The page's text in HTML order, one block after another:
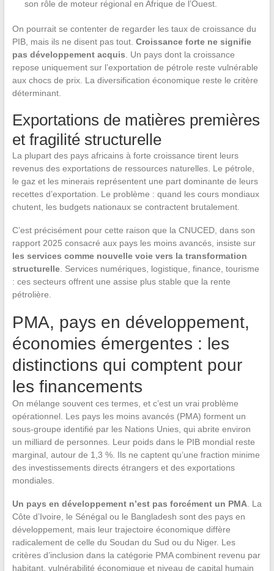
son rôle de moteur régional en Afrique de l’Ouest.
On pourrait se contenter de regarder les taux de croissance du
PIB, mais ils ne disent pas tout. Croissance forte ne signifie
pas développement acquis. Un pays dont la croissance
repose uniquement sur l’exportation de pétrole reste vulnérable
aux chocs de prix. La diversification économique reste le critère
déterminant.
Exportations de matières premières
et fragilité structurelle
La plupart des pays africains à forte croissance tirent leurs
revenus des exportations de ressources naturelles. Le pétrole,
le gaz et les minerais représentent une part dominante de leurs
recettes d’exportation. Le problème : quand les cours mondiaux
chutent, les budgets nationaux se contractent brutalement.
C’est précisément pour cette raison que la CNUCED, dans son
rapport 2025 consacré aux pays les moins avancés, insiste sur
les services comme nouvelle voie vers la transformation
structurelle. Services numériques, logistique, finance, tourisme
: ces secteurs offrent une assise plus stable que la rente
pétrolière.
PMA, pays en développement,
économies émergentes : les
distinctions qui comptent pour
les financements
On mélange souvent ces termes, et c’est un vrai problème
opérationnel. Les pays les moins avancés (PMA) forment un
sous-groupe identifié par les Nations Unies, qui abrite environ
un milliard de personnes. Leur poids dans le PIB mondial reste
marginal, autour de 1,3 %. Ils ne captent qu’une fraction minime
des investissements directs étrangers et des exportations
mondiales.
Un pays en développement n’est pas forcément un PMA. La
Côte d’Ivoire, le Sénégal ou le Bangladesh sont des pays en
développement, mais leur trajectoire économique diffère
radicalement de celle du Soudan du Sud ou du Niger. Les
critères d’inclusion dans la catégorie PMA combinent revenu par
habitant, vulnérabilité économique et niveau de capital humain